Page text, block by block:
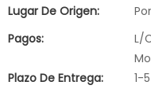
Lugar De Origen:
Pagos:
L/
Plazo De Entrega:
1-